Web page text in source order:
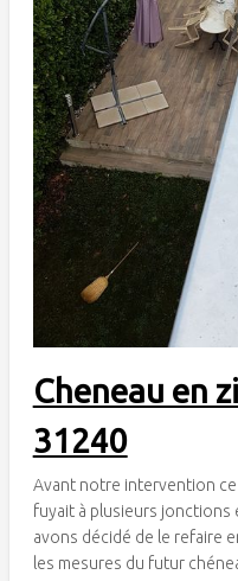
Cheneau en
31240
Avant notre intervention ce
fuyait à plusieurs jonctions
avons décidé de le
les mesures du futur